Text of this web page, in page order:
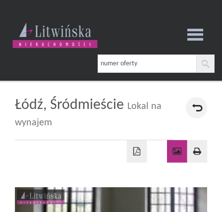
Strona
główna
Oferta
Łódź, Śródmieście Lokal na
wynajem